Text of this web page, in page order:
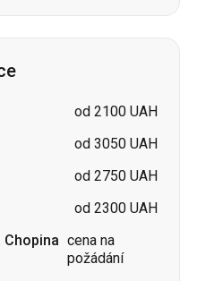
od 2100 UAH
od 3050 UAH
od 2750 UAH
od 2300 UAH
Chopina cena na
požádání